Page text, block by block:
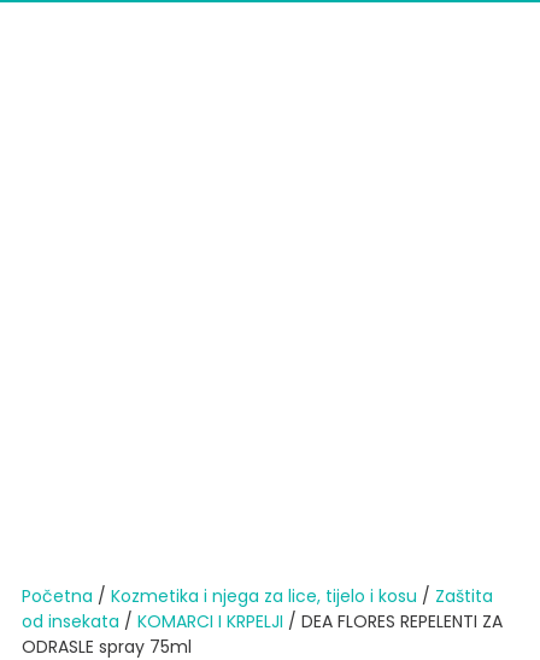
Početna / Kozmetika i njega za lice, tijelo i kosu / Zaštita
od insekata / KOMARCI I KRPELJI / DEA FLORES REPELENTI ZA
ODRASLE spray 75ml